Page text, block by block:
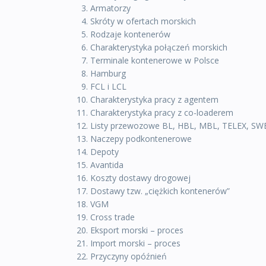
Armatorzy
Skróty w ofertach morskich
Rodzaje kontenerów
Charakterystyka połączeń morskich
Terminale kontenerowe w Polsce
Hamburg
FCL i LCL
Charakterystyka pracy z agentem
Charakterystyka pracy z co-loaderem
Listy przewozowe BL, HBL, MBL, TELEX,
Naczepy podkontenerowe
Depoty
Avantida
Koszty dostawy drogowej
Dostawy tzw. „ciężkich kontenerów”
VGM
Cross trade
Eksport morski – proces
Import morski – proces
Przyczyny opóźnień